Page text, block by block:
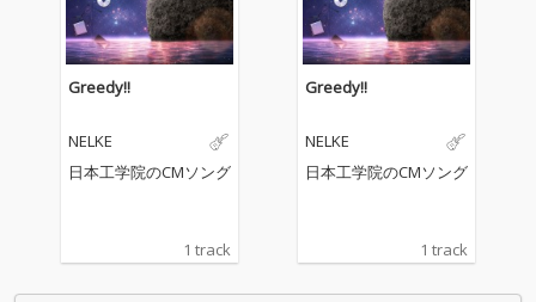
Greedy!!
NELKE
日本工学院のCMソング
1 track
Greedy!!
NELKE
日本工学院のCMソング
1 track